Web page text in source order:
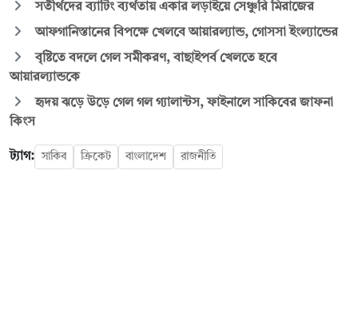
সতীর্থদের ব্যাটিং ব্যর্থতায় একার লড়াইয়ে সেঞ্চুরি মিরাজের
আফগানিস্তানের বিপক্ষে খেলবে আয়ারল্যান্ড, গোসসা ইংল্যান্ডের
বৃষ্টিতে বদলে গেল সমীকরণ, বাছাইপর্ব খেলতে হবে
আয়ারল্যান্ডকে
হৃদয় ঝড়ে উড়ে গেল গল গ্যালান্টস, ফাইনালে সাকিবের জাফনা
কিংস
ট্যাগ: সাকিব ক্রিকেট বাংলাদেশ রাজনীতি